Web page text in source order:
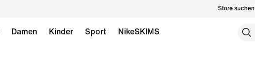
Store suchen
Damen Kinder Sport NikeSKIMS